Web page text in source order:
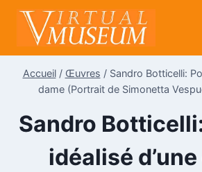
Aller
contenu
Accueil / Œuvres / Sandro Botticelli:
dame (Portrait de Simonetta
Sandro
idéalisé